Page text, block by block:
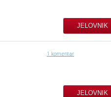
JELOVNIK
1 komentar
JELOVNIK